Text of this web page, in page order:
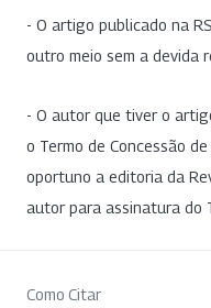
- O artigo publicado na
outro meio sem a devida
- O autor que tiver o
o Termo de Concessão
oportuno a editoria da
autor para assinatura do
Como Citar